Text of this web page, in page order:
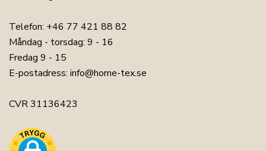
Telefon: +46 77 421 88 82
Måndag - torsdag: 9 - 16
Fredag 9 - 15
E-postadress: info@home-tex.se
CVR 31136423